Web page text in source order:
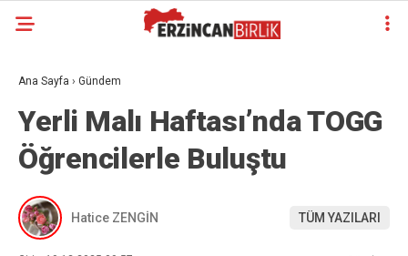
Ana Sayfa › Gündem
Yerli Malı Haftası’nda TOGG
Öğrencilerle Buluştu
Hatice ZENGİN TÜM YAZILARI